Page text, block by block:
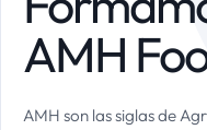
AMH
AMH son las siglas de